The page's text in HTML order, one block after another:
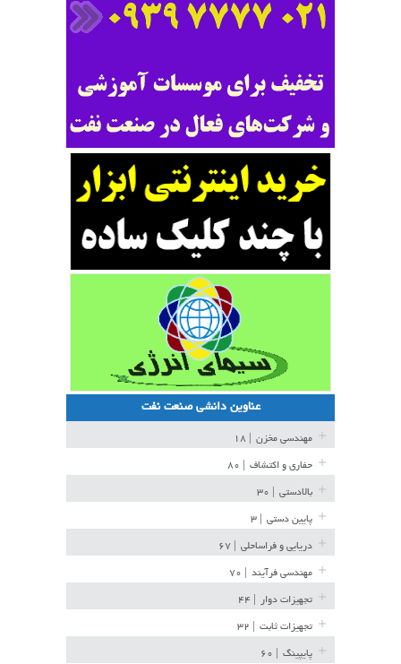
عناوین دانشی صنعت نفت
مهندسی مخزن
حفاری و اکتشاف
بالادستی
پایین دستی
دریایی و فراساحلی
مهندسی فرآیند
تجهیزات دوار
تجهیزات ثابت
پایپینگ